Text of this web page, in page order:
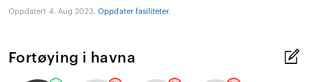
Oppdatert 4. Aug 2023.Oppdater fasiliteter.
Fortøying i havna